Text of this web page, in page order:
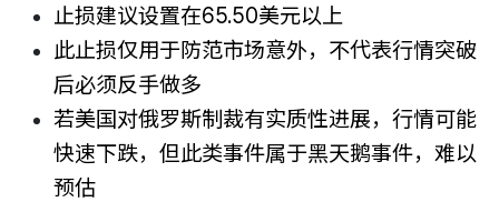
止损建议设置在65.50美元以上
此止损仅用于防范市场意外，不代表行情突破
后必须反手做多
若美国对俄罗斯制裁有实质性进展，行情可能
快速下跌，但此类事件属于黑天鹅事件，难以
预估